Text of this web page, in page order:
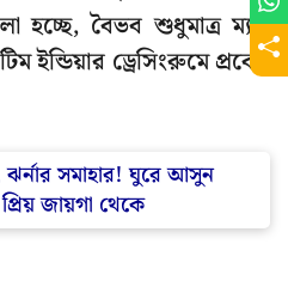
হচ্ছে, বৈভব শুধুমাত্র ম্যাচ
ইন্ডিয়ার ড্রেসিংরুমে প্রবেশ
ঝর্নার সমাহার! ঘুরে আসুন
জায়গা থেকে